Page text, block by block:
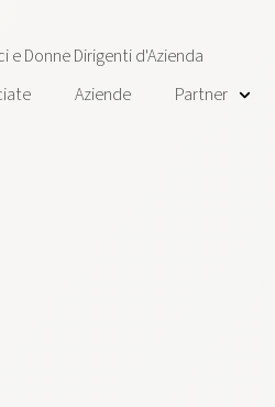
Aziende Partner